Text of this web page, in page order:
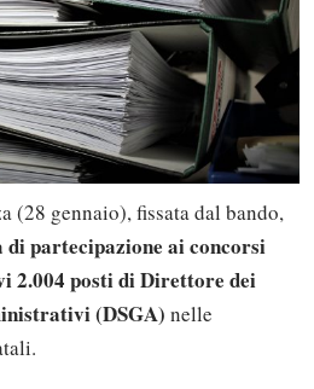
(28 gennaio), fissata dal bando,
di partecipazione ai concorsi
2.004 posti di Direttore dei
(DSGA) nelle